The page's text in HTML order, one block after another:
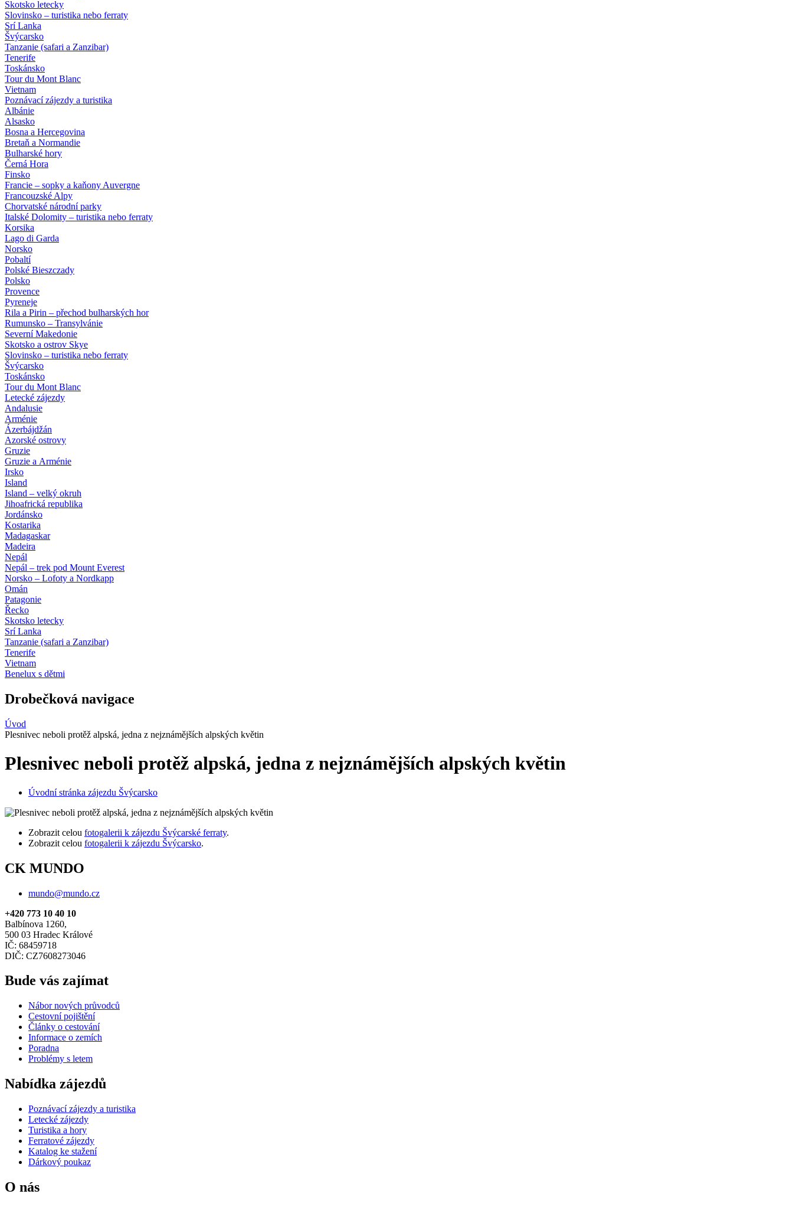
Skotsko letecky
Slovinsko – turistika nebo ferraty
Srí Lanka
Švýcarsko
Tanzanie (safari a Zanzibar)
Tenerife
Toskánsko
Tour du Mont Blanc
Vietnam
Poznávací zájezdy a turistika
Albánie
Alsasko
Bosna a Hercegovina
Bretaň a Normandie
Bulharské hory
Černá Hora
Finsko
Francie – sopky a kaňony Auvergne
Francouzské Alpy
Chorvatské národní parky
Italské Dolomity – turistika nebo ferraty
Korsika
Lago di Garda
Norsko
Pobaltí
Polské Bieszczady
Polsko
Provence
Pyreneje
Rila a Pirin – přechod bulharských hor
Rumunsko – Transylvánie
Severní Makedonie
Skotsko a ostrov Skye
Slovinsko – turistika nebo ferraty
Švýcarsko
Toskánsko
Tour du Mont Blanc
Letecké zájezdy
Andalusie
Arménie
Ázerbájdžán
Azorské ostrovy
Gruzie
Gruzie a Arménie
Irsko
Island
Island – velký okruh
Jihoafrická republika
Jordánsko
Kostarika
Madagaskar
Madeira
Nepál
Nepál – trek pod Mount Everest
Norsko – Lofoty a Nordkapp
Omán
Patagonie
Řecko
Skotsko letecky
Srí Lanka
Tanzanie (safari a Zanzibar)
Tenerife
Vietnam
Benelux s dětmi
Drobečková navigace
Úvod
Plesnivec neboli protěž alpská, jedna z nejznámějších alpských květin
Plesnivec neboli protěž alpská, jedna z nejznámějších alpských květin
Úvodní stránka zájezdu Švýcarsko
Zobrazit celou fotogalerii k zájezdu Švýcarské ferraty.
Zobrazit celou fotogalerii k zájezdu Švýcarsko.
CK MUNDO
mundo@mundo.cz
+420 773 10 40 10
Balbínova 1260,
500 03 Hradec Králové
IČ: 68459718
DIČ: CZ7608273046
Bude vás zajímat
Nábor nových průvodců
Cestovní pojištění
Články o cestování
Informace o zemích
Poradna
Problémy s letem
Nabídka zájezdů
Poznávací zájezdy a turistika
Letecké zájezdy
Turistika a hory
Ferratové zájezdy
Katalog ke stažení
Dárkový poukaz
O nás